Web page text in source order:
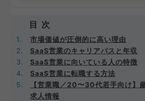
目次
市場価値が圧倒的に高い理由
SaaS営業のキャリアパスと年収
SaaS営業に向いている人の特徴
SaaS営業に転職する方法
【営業職／20〜30代若手向け】
求人情報